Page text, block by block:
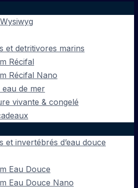
et detritivores marins
Récifal
Récifal Nano
eau de mer
vivante & congelé
et invertébrés d’eau douce
Eau Douce
Eau Douce Nano